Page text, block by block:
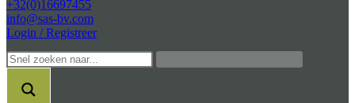
+32(0)16697455
info@sas-bv.com
Login / Registreer